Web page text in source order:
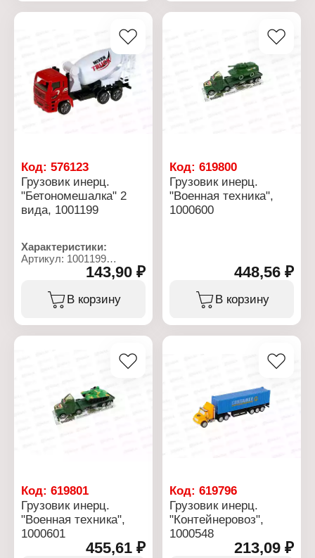
Размер: 20х3,5х5,5 см
Код: 576123
Грузовик инерц.
"Бетономешалка" 2
вида, 1001199
Характеристики:
Артикул: 1001199
Тип товара: Машина
Вид товара: грузовик
Модель:
"Бетономешалка"
Упаковка: в пакете
Рекомендуемый возраст:
от 3 лет
143,90 ₽
В корзину
Код:619800
Грузовик инерц.
"Военная техника",
1000600
448,56 ₽
В корзину
Код: 619801
Грузовик инерц.
"Военная техника",
1000601
455,61 ₽
Код:619796
Грузовик инерц.
"Контейнеровоз",
1000548
213,09 ₽